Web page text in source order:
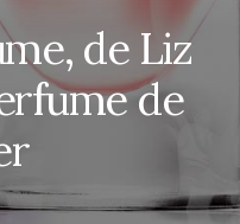
de Liz
de